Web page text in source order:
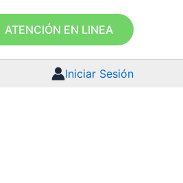
ATENCIÓN EN LINEA
Iniciar Sesión